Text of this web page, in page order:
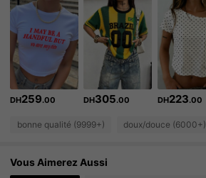
4.77 130K Suiveurs
4.77 130K Suiveurs
4.77 130K Suiveurs
4.77 130K Suiveurs
4.77 130K Suiveurs
DH259.00 DH305.00 DH223.00
bonne qualité (9999+) doux/douce (6000+)
Vous Aimerez Aussi